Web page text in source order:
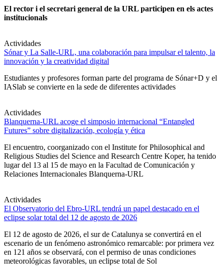
El rector i el secretari general de la URL participen en els actes
institucionals
Actividades
Sónar y La Salle-URL, una colaboración para impulsar el talento, la
innovación y la creatividad digital
Estudiantes y profesores forman parte del programa de Sónar+D y el
IASlab se convierte en la sede de diferentes actividades
Actividades
Blanquerna-URL acoge el simposio internacional “Entangled
Futures” sobre digitalización, ecología y ética
El encuentro, coorganizado con el Institute for Philosophical and
Religious Studies del Science and Research Centre Koper, ha tenido
lugar del 13 al 15 de mayo en la Facultad de Comunicación y
Relaciones Internacionales Blanquerna-URL
Actividades
El Observatorio del Ebro-URL tendrá un papel destacado en el
eclipse solar total del 12 de agosto de 2026
El 12 de agosto de 2026, el sur de Catalunya se convertirá en el
escenario de un fenómeno astronómico remarcable: por primera vez
en 121 años se observará, con el permiso de unas condiciones
meteorológicas favorables, un eclipse total de Sol